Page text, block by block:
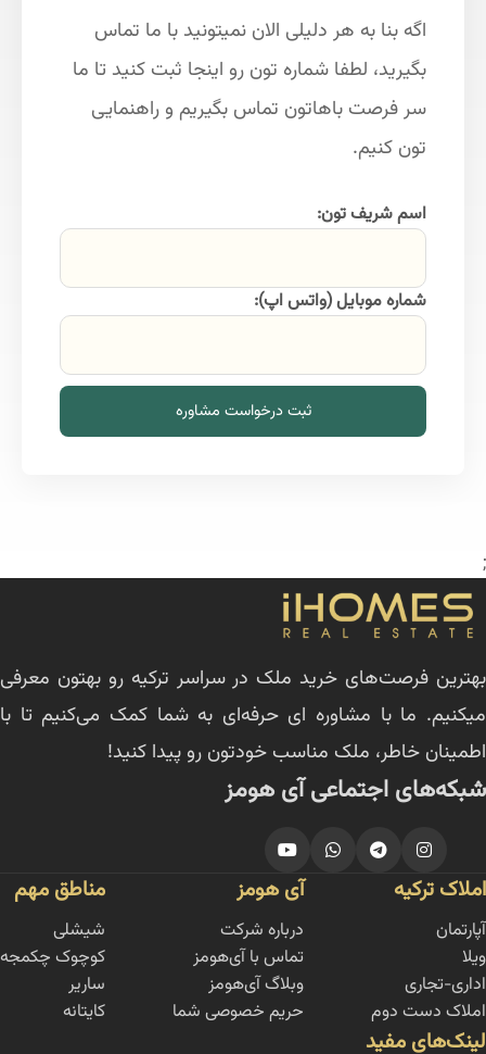
اگه بنا به هر دلیلی الان نمیتونید با ما تماس
بگیرید، لطفا شماره تون رو اینجا ثبت کنید تا ما
سر فرصت باهاتون تماس بگیریم و راهنمایی
تون کنیم.
اسم شریف تون:
شماره موبایل (واتس اپ):
ثبت درخواست مشاوره
;
بهترین فرصت‌های خرید ملک در سراسر ترکیه رو بهتون معرفی
میکنیم. ما با مشاوره ای حرفه‌ای به شما کمک می‌کنیم تا با
اطمینان خاطر، ملک مناسب خودتون رو پیدا کنید!
شبکه‌های اجتماعی آی هومز
املاک ترکیه
آپارتمان
ویلا
اداری-تجاری
املاک دست دوم
آی هومز
درباره شرکت
تماس با آی‌هومز
وبلاگ آی‌هومز
حریم خصوصی شما
مناطق مهم
شیشلی
کوچوک چکمجه
ساریر
کایتانه
لینک‌های مفید